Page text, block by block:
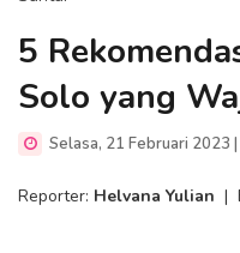
5
Solo yang
Selasa, 21 Februari 2023
Reporter: Helvana Yulian |